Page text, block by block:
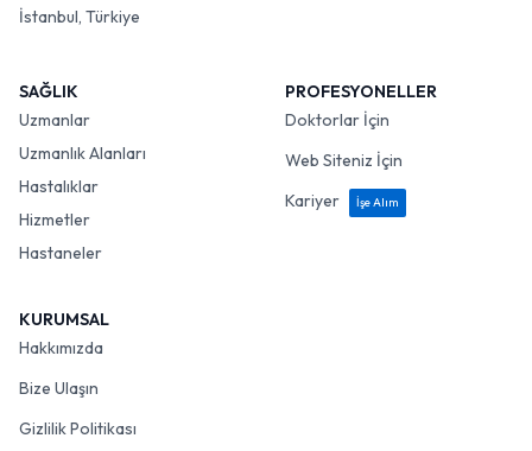
İstanbul, Türkiye
SAĞLIK
Uzmanlar
Uzmanlık Alanları
Hastalıklar
Hizmetler
Hastaneler
PROFESYONELLER
Doktorlar İçin
Web Siteniz İçin
Kariyer
İşe Alım
KURUMSAL
Hakkımızda
Bize Ulaşın
Gizlilik Politikası